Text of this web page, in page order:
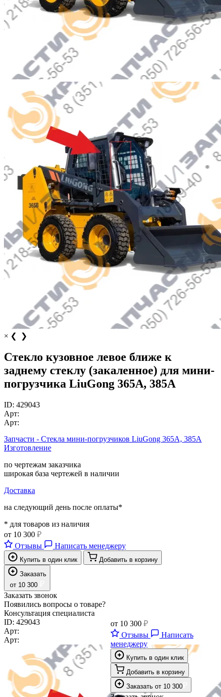
× ❮ ❯
Стекло кузовное левое ближе к
заднему стеклу (закаленное) для мини-
погрузчика LiuGong 365А, 385А
ID: 429043
Арт:
Арт:
Запчасти - Стекла мини-погрузчиков LiuGong 365А, 385А
Изготовление
по чертежам заказчика
широкая база чертежей в наличии
Доставка
на следующий день после оплаты*
* для товаров из наличия
от 10 300 ₽
Отзывы
Написать менеджеру
Купить в один клик
Добавить в корзину
Заказать
от 10 300
Заказать звонок
Появились вопросы о товаре?
Консультация специалиста
ID: 429043
Арт:
Арт:
от 10 300 ₽
Отзывы
Написать
менеджеру
Купить в один клик
Добавить в корзину
Заказать от 10 300